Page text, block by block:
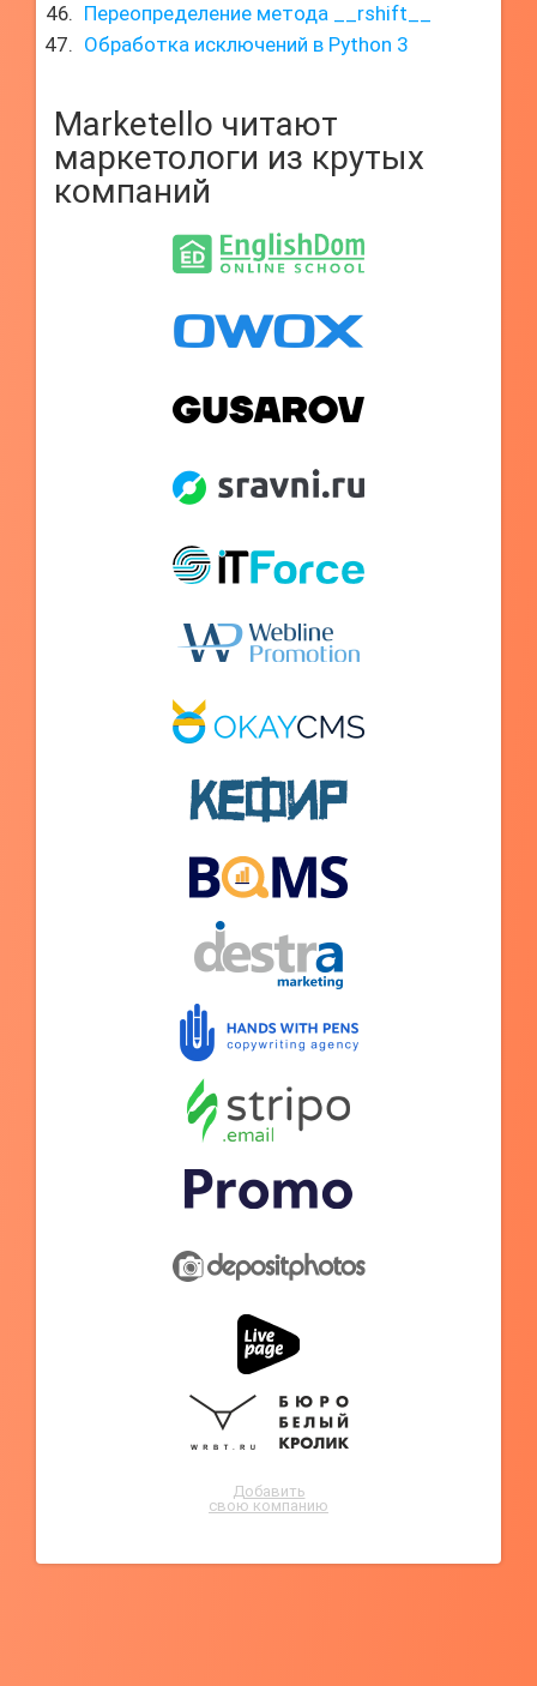
Переопределение метода __rshift__
Обработка исключений в Python 3
Marketello читают
маркетологи из крутых
компаний
Добавить
свою компанию